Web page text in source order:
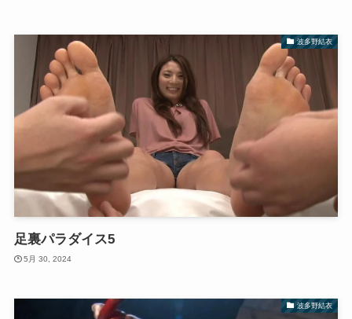
波多野結衣
足裏パラダイス5
5月 30, 2024
波多野結衣